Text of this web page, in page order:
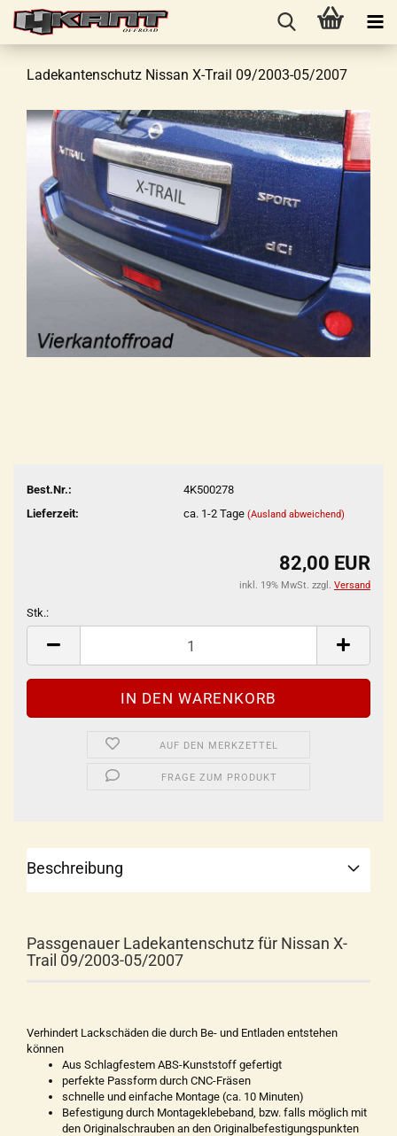
Ladekantenschutz Nissan X-Trail 09/2003-05/2007
Best.Nr.:
4K500278
Lieferzeit:
ca. 1-2 Tage (Ausland abweichend)
82,00 EUR
inkl. 19% MwSt. zzgl. Versand
Stk.:
Stk.
AUF DEN MERKZETTEL
FRAGE ZUM PRODUKT
Beschreibung
Passgenauer Ladekantenschutz für Nissan X-
Trail 09/2003-05/2007
Verhindert Lackschäden die durch Be- und Entladen entstehen
können
Aus Schlagfestem ABS-Kunststoff gefertigt
perfekte Passform durch CNC-Fräsen
schnelle und einfache Montage (ca. 10 Minuten)
Befestigung durch Montageklebeband, bzw. falls möglich mit
den Originalschrauben an den Originalbefestigungspunkten